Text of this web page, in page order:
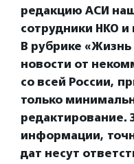
редакцию АСИ
сотрудники НКО и
В рубрике
новости от
со всей России,
только
редактирование.
информации,
дат несут